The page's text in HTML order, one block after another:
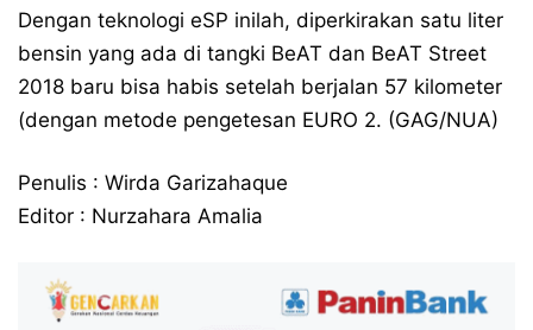
Dengan teknologi eSP inilah, diperkirakan satu liter
bensin yang ada di tangki BeAT dan BeAT Street
2018 baru bisa habis setelah berjalan 57 kilometer
(dengan metode pengetesan EURO 2. (GAG/NUA)
Penulis : Wirda Garizahaque
Editor : Nurzahara Amalia